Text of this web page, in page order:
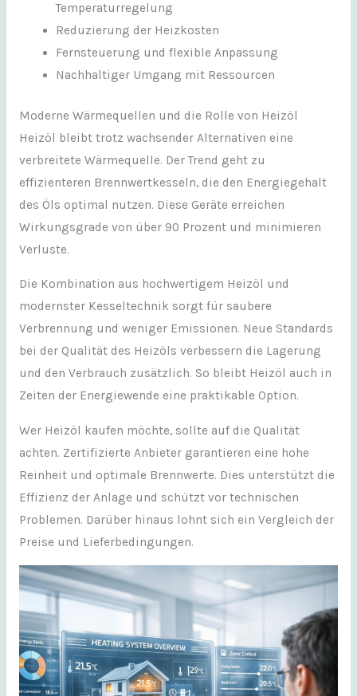
Temperaturregelung
Reduzierung der Heizkosten
Fernsteuerung und flexible Anpassung
Nachhaltiger Umgang mit Ressourcen
Moderne Wärmequellen und die Rolle von Heizöl
Heizöl bleibt trotz wachsender Alternativen eine
verbreitete Wärmequelle. Der Trend geht zu
effizienteren Brennwertkesseln, die den Energiegehalt
des Öls optimal nutzen. Diese Geräte erreichen
Wirkungsgrade von über 90 Prozent und minimieren
Verluste.
Die Kombination aus hochwertigem Heizöl und
modernster Kesseltechnik sorgt für saubere
Verbrennung und weniger Emissionen. Neue Standards
bei der Qualität des Heizöls verbessern die Lagerung
und den Verbrauch zusätzlich. So bleibt Heizöl auch in
Zeiten der Energiewende eine praktikable Option.
Wer Heizöl kaufen möchte, sollte auf die Qualität
achten. Zertifizierte Anbieter garantieren eine hohe
Reinheit und optimale Brennwerte. Dies unterstützt die
Effizienz der Anlage und schützt vor technischen
Problemen. Darüber hinaus lohnt sich ein Vergleich der
Preise und Lieferbedingungen.